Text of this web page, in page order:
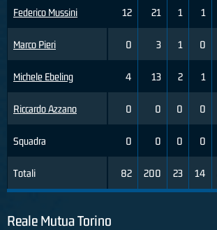
Federico Mussini
Marco Pieri
Michele Ebeling
Riccardo Azzano
Squadra
Totali
12 21 1 1
0 3 1 0
4 13 2 1
0 0 0 0
0 0 0 0
82 200 23 14
Reale Mutua Torino